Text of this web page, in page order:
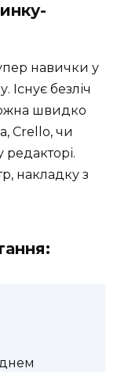
навички у
Існує безліч
швидко
Crello, чи
редакторі.
накладку з
днем